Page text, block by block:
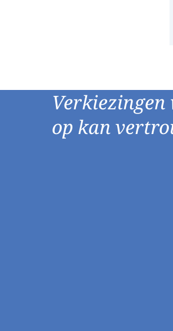
op kan